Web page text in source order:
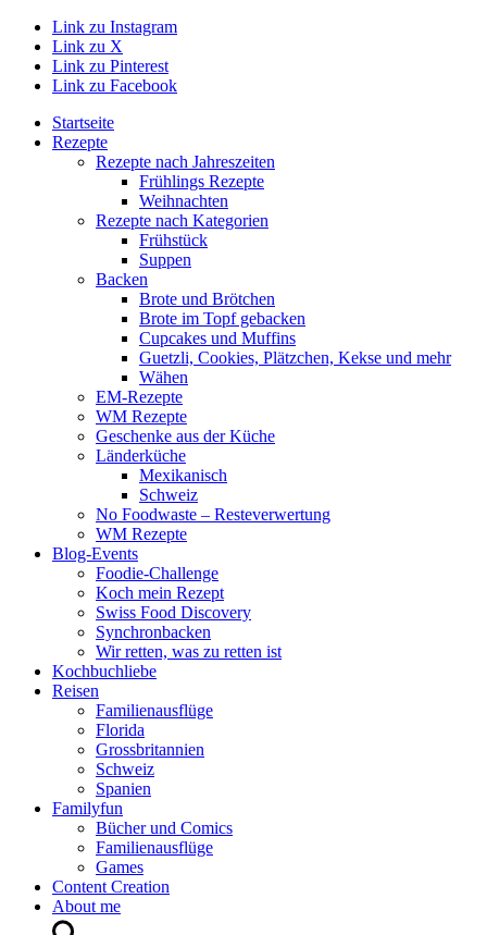
Link zu Instagram
Link zu X
Link zu Pinterest
Link zu Facebook
Startseite
Rezepte
Rezepte nach Jahreszeiten
Frühlings Rezepte
Weihnachten
Rezepte nach Kategorien
Frühstück
Suppen
Backen
Brote und Brötchen
Brote im Topf gebacken
Cupcakes und Muffins
Guetzli, Cookies, Plätzchen, Kekse und mehr
Wähen
EM-Rezepte
WM Rezepte
Geschenke aus der Küche
Länderküche
Mexikanisch
Schweiz
No Foodwaste – Resteverwertung
WM Rezepte
Blog-Events
Foodie-Challenge
Koch mein Rezept
Swiss Food Discovery
Synchronbacken
Wir retten, was zu retten ist
Kochbuchliebe
Reisen
Familienausflüge
Florida
Grossbritannien
Schweiz
Spanien
Familyfun
Bücher und Comics
Familienausflüge
Games
Content Creation
About me